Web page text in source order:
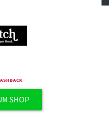
SHOP